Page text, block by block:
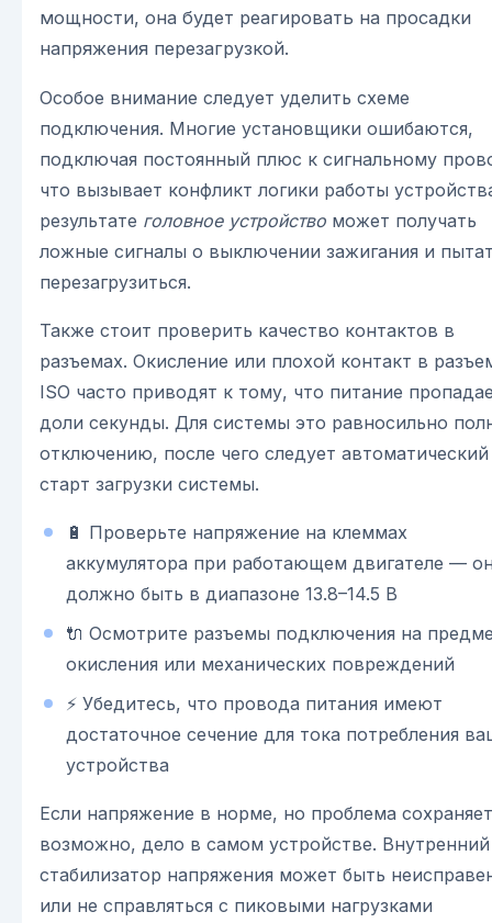
мощности, она будет реагировать на просадки
напряжения перезагрузкой.
Особое внимание следует уделить схеме
подключения. Многие установщики ошибаются,
подключая постоянный плюс к сигнальному
что вызывает конфликт логики работы
результате головное устройство может получать
ложные сигналы о выключении зажигания и
перезагрузиться.
Также стоит проверить качество контактов в
разъемах. Окисление или плохой контакт в
ISO часто приводят к тому, что питание
доли секунды. Для системы это равносильно
отключению, после чего следует автоматический
старт загрузки системы.
🔋 Проверьте напряжение на клеммах
аккумулятора при работающем двигателе —
должно быть в диапазоне 13.8–14.5 В
🔌 Осмотрите разъемы подключения на
окисления или механических повреждений
⚡ Убедитесь, что провода питания имеют
достаточное сечение для тока потребления
устройства
Если напряжение в норме, но проблема
возможно, дело в самом устройстве. Внутренний
стабилизатор напряжения может быть
или не справляться с пиковыми нагрузками